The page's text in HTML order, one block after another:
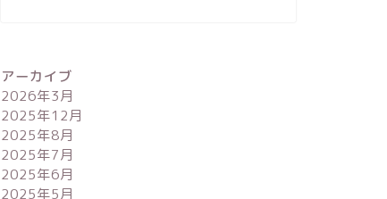
アーカイブ
2026年3月
2025年12月
2025年8月
2025年7月
2025年6月
2025年5月